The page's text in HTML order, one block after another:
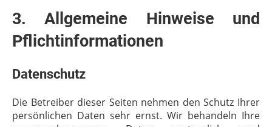
3. Allgemeine Hinweise und
Pflichtinformationen
Datenschutz
Die Betreiber dieser Seiten nehmen den Schutz Ihrer
persönlichen Daten sehr ernst. Wir behandeln Ihre